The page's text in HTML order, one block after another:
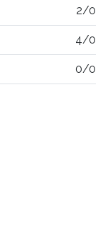
2/0
4/0
0/0